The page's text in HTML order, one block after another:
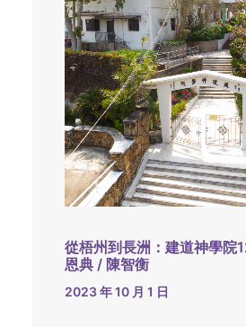
從梧州到長洲：建道神學院
恩典 / 陳智衡
2023 年 10 月 1 日